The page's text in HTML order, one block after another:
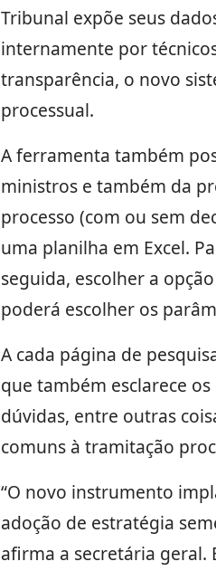
Tribunal expõe seus
internamente por
transparência, o novo
processual.
A ferramenta também
ministros e também da
processo (com ou sem
uma planilha em Excel.
seguida, escolher a
poderá escolher os
A cada página de
que também esclarece
dúvidas, entre outras
comuns à tramitação
“O novo instrumento
adoção de estratégia
afirma a secretária